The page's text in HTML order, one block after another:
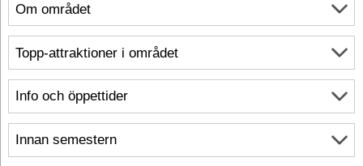
Om området
Info och öppettider
Innan semestern
Topp-attraktioner i området